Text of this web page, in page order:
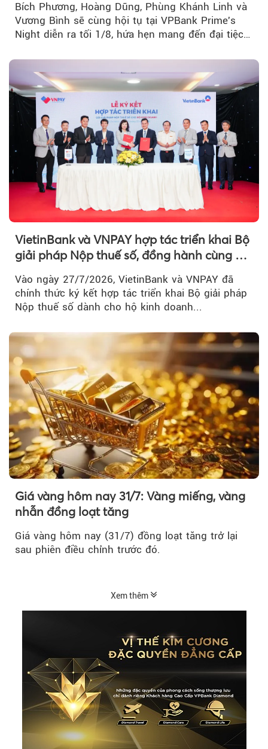
Bích Phương, Hoàng Dũng, Phùng Khánh Linh và
Vương Bình sẽ cùng hội tụ tại VPBank Prime's
Night diễn ra tối 1/8, hứa hẹn mang đến đại tiệc
VietinBank và VNPAY hợp tác triển khai Bộ
giải pháp Nộp thuế số, đồng hành cùng hộ
Vào ngày 27/7/2026, VietinBank và VNPAY đã
chính thức ký kết hợp tác triển khai Bộ giải pháp
Nộp thuế số dành cho hộ kinh doanh...
Giá vàng hôm nay 31/7: Vàng miếng, vàng
nhẫn đồng loạt tăng
Giá vàng hôm nay (31/7) đồng loạt tăng trở lại
sau phiên điều chỉnh trước đó.
Xem thêm